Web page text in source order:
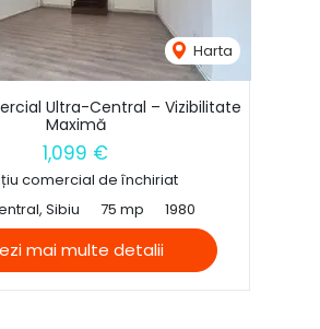
Harta
Ultra-Central – Vizibilitate
Maximă
1,099 €
comercial de închiriat
Sibiu
75 mp 1980
mai multe detalii